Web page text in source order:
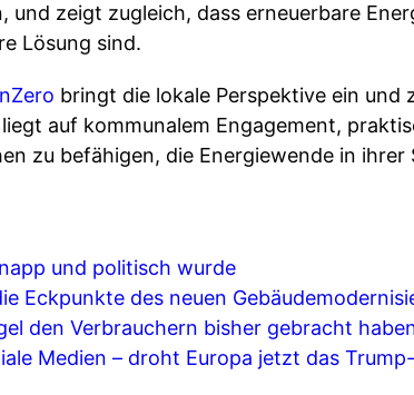
und zeigt zugleich, dass erneuerbare
Lösung sind.
bringt die lokale Perspektive ein und
auf kommunalem Engagement,
zu befähigen, die Energiewende in ihrer
und politisch wurde
Eckpunkte des neuen
den Verbrauchern bisher gebracht
Medien – droht Europa jetzt das